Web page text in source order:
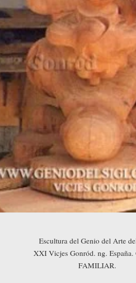
Escultura del Genio del Arte
XXI Vicjes Gonród. ng. España.
FAMILIAR.